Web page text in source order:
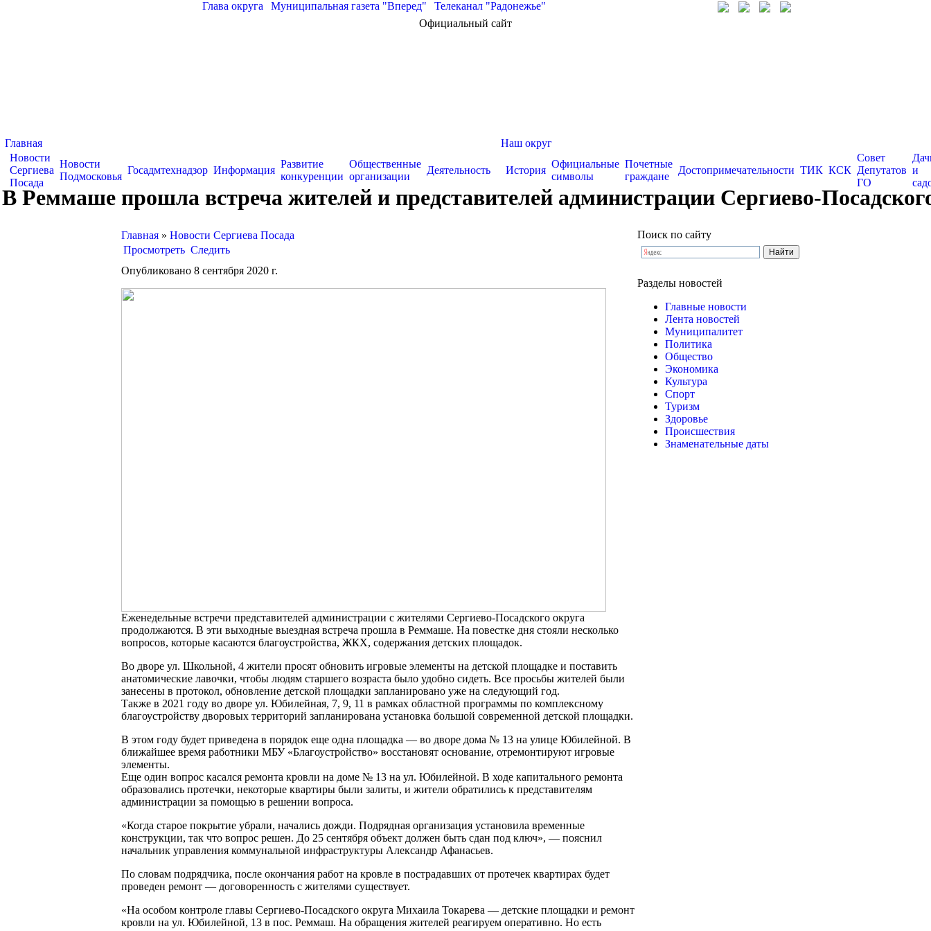
Глава округа Муниципальная газета "Вперед"
Телеканал "Радонежье"
Официальный сайт
Главная
Новости
Сергиева
Посада
Новости
Подмосковья
Госадмтехнадзор Информация
Развитие
конкуренции
Общественные
организации
Деятельность
Наш округ
История
Официальные
символы
Почетные
граждане
Достопримечательности ТИК КСК
Совет
Депутатов
ГО
и
В Реммаше прошла встреча жителей и представителей администрации Сергиево-
Главная » Новости Сергиева Посада
Просмотреть Следить
Опубликовано 8 сентября 2020 г.
Еженедельные встречи представителей администрации с жителями Сергиево-Посадского округа
продолжаются. В эти выходные выездная встреча прошла в Реммаше. На повестке дня стояли несколько
вопросов, которые касаются благоустройства, ЖКХ, содержания детских площадок.
Во дворе ул. Школьной, 4 жители просят обновить игровые элементы на детской площадке и поставить
анатомические лавочки, чтобы людям старшего возраста было удобно сидеть. Все просьбы жителей были
занесены в протокол, обновление детской площадки запланировано уже на следующий год.
Также в 2021 году во дворе ул. Юбилейная, 7, 9, 11 в рамках областной программы по комплексному
благоустройству дворовых территорий запланирована установка большой современной детской площадки.
В этом году будет приведена в порядок еще одна площадка — во дворе дома № 13 на улице Юбилейной. В
ближайшее время работники МБУ «Благоустройство» восстановят основание, отремонтируют игровые
элементы.
Еще один вопрос касался ремонта кровли на доме № 13 на ул. Юбилейной. В ходе капитального ремонта
образовались протечки, некоторые квартиры были залиты, и жители обратились к представителям
администрации за помощью в решении вопроса.
«Когда старое покрытие убрали, начались дожди. Подрядная организация установила временные
конструкции, так что вопрос решен. До 25 сентября объект должен быть сдан под ключ», — пояснил
начальник управления коммунальной инфраструктуры Александр Афанасьев.
По словам подрядчика, после окончания работ на кровле в пострадавших от протечек квартирах будет
проведен ремонт — договоренность с жителями существует.
«На особом контроле главы Сергиево-Посадского округа Михаила Токарева — детские площадки и ремонт
кровли на ул. Юбилейной, 13 в пос. Реммаш. На обращения жителей реагируем оперативно. Но есть
Поиск по сайту
Разделы новостей
Главные новости
Лента новостей
Муниципалитет
Политика
Общество
Экономика
Культура
Спорт
Туризм
Здоровье
Происшествия
Знаменательные даты